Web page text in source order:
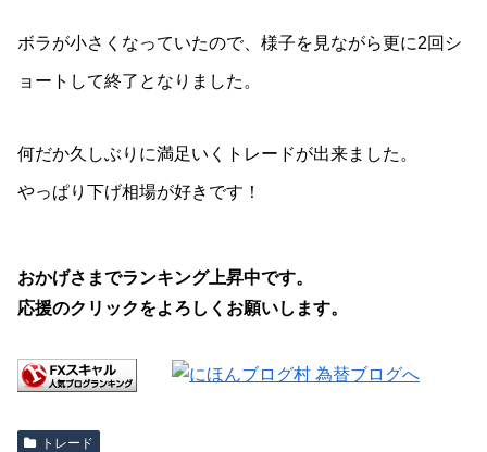
ボラが小さくなっていたので、様子を見ながら更に2回シ
ョートして終了となりました。
何だか久しぶりに満足いくトレードが出来ました。
やっぱり下げ相場が好きです！
おかげさまでランキング上昇中です。
応援のクリックをよろしくお願いします。
トレード